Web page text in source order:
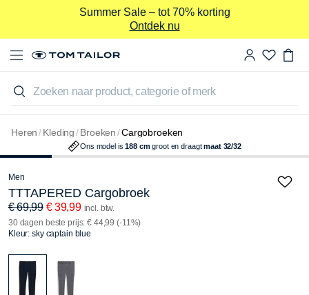
Summer Sale – tot 70% korting
Ontdek nu
Zoeken naar product, categorie of merk
Heren /Kleding /Broeken/Cargobroeken
Ons model is 188 cm groot en draagt maat 32/32
Men
TTTAPERED Cargobroek
€ 69,99 € 39,99 incl. btw.
30 dagen beste prijs: € 44,99 (-11%)
Kleur: sky captain blue